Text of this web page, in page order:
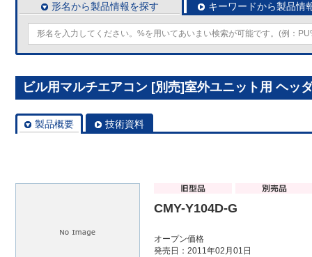
形名から製品情報を探す キーワードから製品情
ビル用マルチエアコン [別売]室外ユニット用 ヘッ
製品概要 技術資料
CMY-Y104D-G
オープン価格
発売日：2011年02月01日